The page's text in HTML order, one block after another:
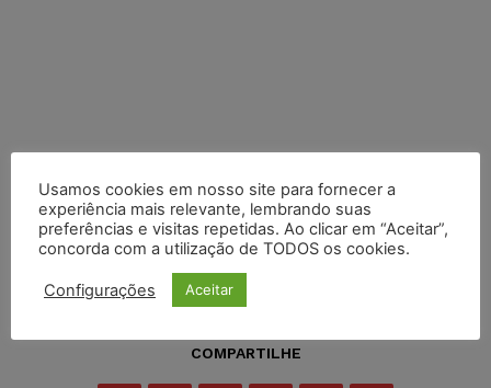
COMPARTILHE
Usamos cookies em nosso site para fornecer a
experiência mais relevante, lembrando suas
preferências e visitas repetidas. Ao clicar em “Aceitar”,
concorda com a utilização de TODOS os cookies.
Configurações Aceitar